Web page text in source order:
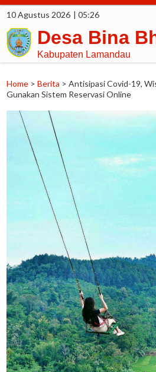
10 Agustus 2026 | 05:26
Desa Bina
Kabupaten Lamandau
Home >Berita >Antisipasi Covid-19,
Gunakan Sistem Reservasi Online